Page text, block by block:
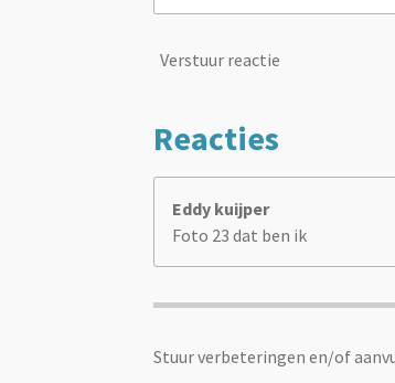
Verstuur reactie
Reacties
Eddy kuijper
Foto 23 dat ben ik
Stuur verbeteringen en/of